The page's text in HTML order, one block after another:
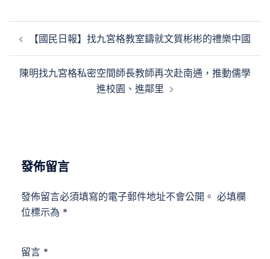
章
覽
【國民日報】找九宮格教室鑄就文質彬彬的禮樂中國
陳明找九宮格私密空間師長教師再次赴南通，推動儒學
進校園、進鄰里
發佈留言
發佈留言必須填寫的電子郵件地址不會公開。 必填欄
位標示為 *
留言 *